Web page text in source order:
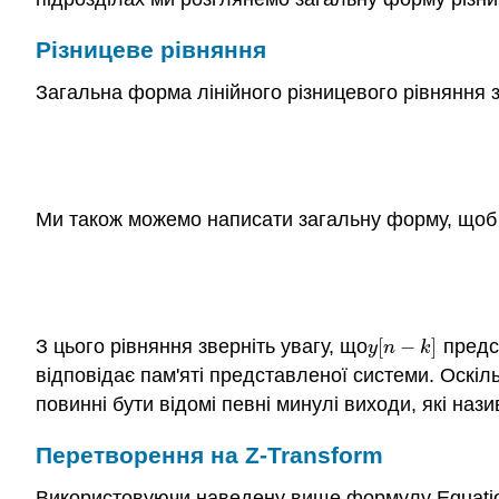
Різницеве рівняння
Загальна форма лінійного різницевого
Ми також можемо написати загальну форму, щоб
З цього рівняння зверніть увагу, щоy [n − k
y n−k ]
відповідає пам'яті представленої системи.
повинні бути відомі певні минулі виходи, які
Перетворення на Z-Transform